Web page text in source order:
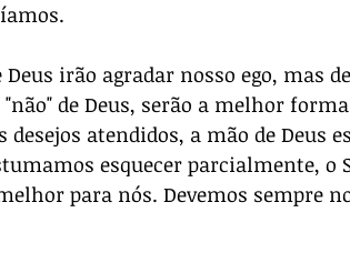
irão agradar nosso ego, mas
de Deus, serão a melhor
atendidos, a mão de Deus
esquecer parcialmente, o
para nós. Devemos sempre